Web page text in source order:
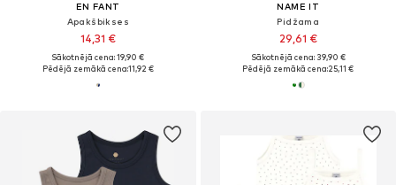
EN FANT
Apakšbikses
14,31 €
Sākotnējā cena: 19,90 €
Pēdējā zemākā cena:11,92 €
NAME IT
Pidžama
29,61 €
Sākotnējā cena: 39,90 €
Pēdējā zemākā cena:25,11 €